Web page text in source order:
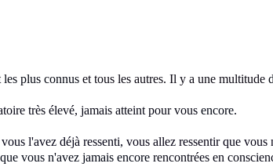
plus connus et tous les autres. Il y a une multitude
très élevé, jamais atteint pour vous encore.
l'avez déjà ressenti, vous allez ressentir que vous
vous n'avez jamais encore rencontrées en